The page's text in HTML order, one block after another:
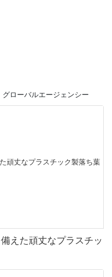
グローバルエージェンシー
えた頑丈なプラスチッ